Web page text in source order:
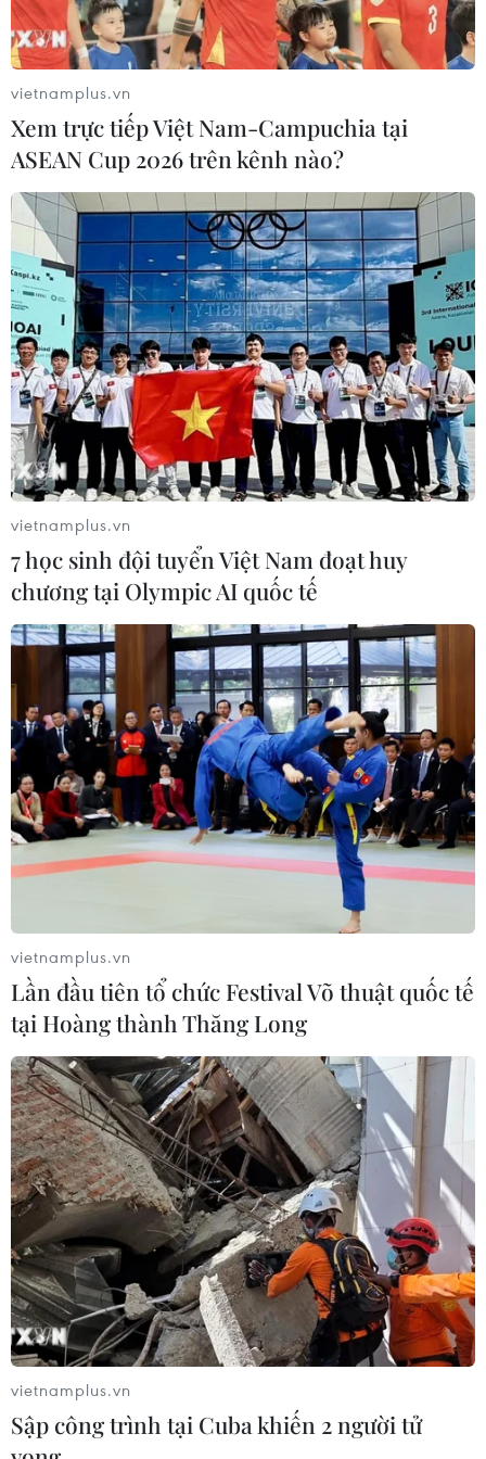
vietnamplus.vn
Xem trực tiếp Việt Nam-Campuchia tại
ASEAN Cup 2026 trên kênh nào?
vietnamplus.vn
7 học sinh đội tuyển Việt Nam đoạt huy
chương tại Olympic AI quốc tế
vietnamplus.vn
Lần đầu tiên tổ chức Festival Võ thuật quốc tế
tại Hoàng thành Thăng Long
vietnamplus.vn
Sập công trình tại Cuba khiến 2 người tử